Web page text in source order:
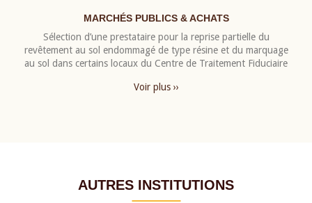
MARCHÉS PUBLICS & ACHATS
Sélection d’une prestataire pour la reprise partielle du
revêtement au sol endommagé de type résine et du marquage
au sol dans certains locaux du Centre de Traitement Fiduciaire
Voir plus ››
AUTRES INSTITUTIONS